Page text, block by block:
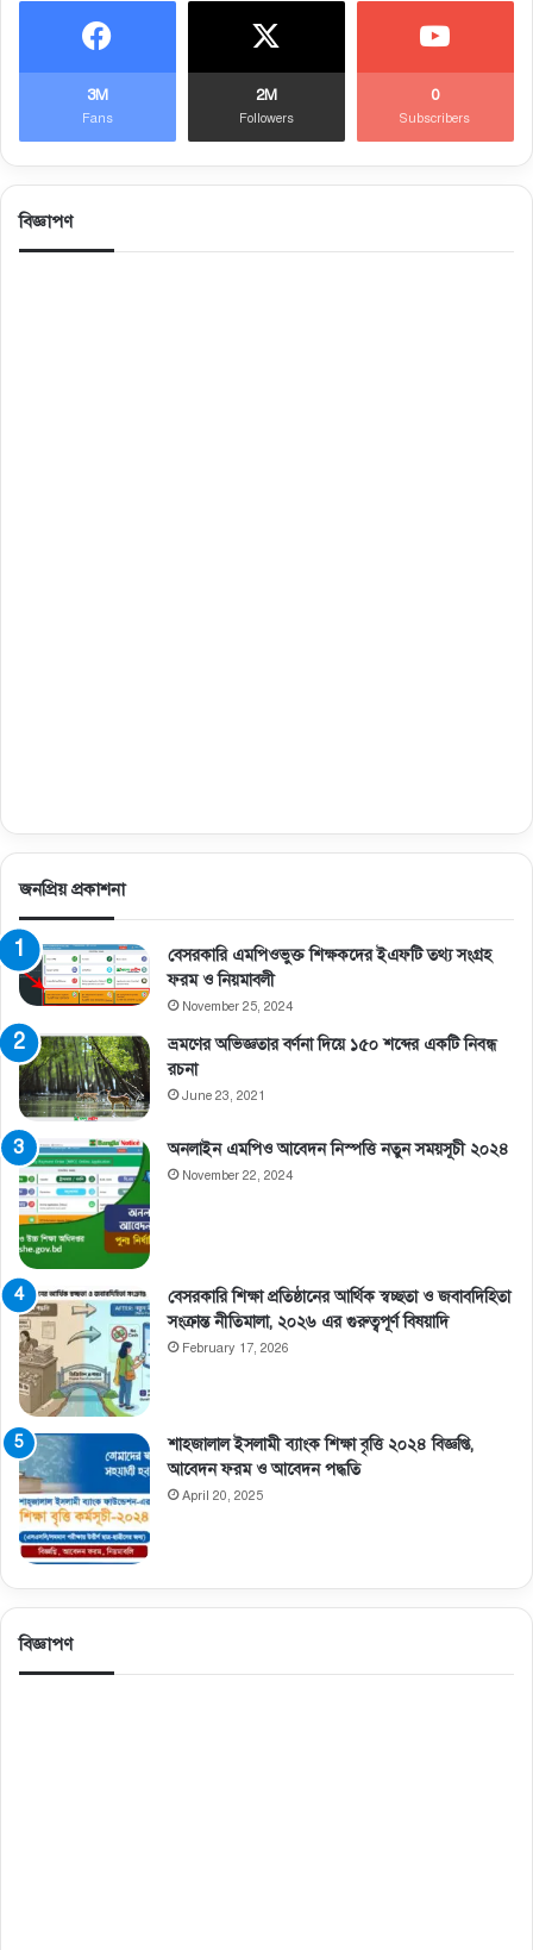
3M
Fans
2M
Followers
0
Subscribers
বিজ্ঞাপণ
জনপ্রিয় প্রকাশনা
বেসরকারি এমপিওভুক্ত শিক্ষকদের ইএফটি তথ্য সংগ্রহ
ফরম ও নিয়মাবলী
November 25, 2024
ভ্রমণের অভিজ্ঞতার বর্ণনা দিয়ে ১৫০ শব্দের একটি নিবন্ধ
রচনা
June 23, 2021
অনলাইন এমপিও আবেদন নিস্পত্তি নতুন সময়সূচী ২০২৪
November 22, 2024
বেসরকারি শিক্ষা প্রতিষ্ঠানের আর্থিক স্বচ্ছতা ও জবাবদিহিতা
সংক্রান্ত নীতিমালা, ২০২৬ এর গুরুত্বপূর্ণ বিষয়াদি
February 17, 2026
শাহজালাল ইসলামী ব্যাংক শিক্ষা বৃত্তি ২০২৪ বিজ্ঞপ্তি,
আবেদন ফরম ও আবেদন পদ্ধতি
April 20, 2025
বিজ্ঞাপণ